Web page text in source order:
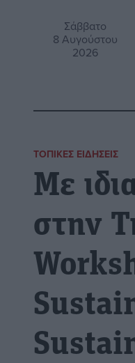
Σάββατο
8 Αυγούστου
2026
ΤΟΠΙΚΈΣ ΕΙΔΉΣΕΙΣ
Με
στην